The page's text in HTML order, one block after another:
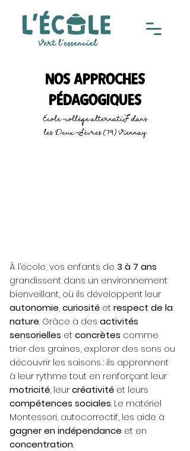
NoS approches
pédagogiques
École-collège alternatiF dans
les Deux-Sèvres (79) Viennay
À l’école, vos enfants de 3 à 7 ans
grandissent dans un environnement
bienveillant, où ils développent leur
autonomie,curiosité etrespect de la
nature. Grâce à des activités
sensorielles etconcrètes comme
trier des graines, explorer des sons ou
découvrir les saisons : ils apprennent
à leur rythme tout en renforçant leur
motricité, leurcréativité et leurs
compétences sociales. Le matériel
Montessori, autocorrectif, les aide à
gagner en indépendance et en
concentration.